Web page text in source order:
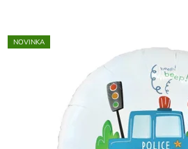
NOVINKA